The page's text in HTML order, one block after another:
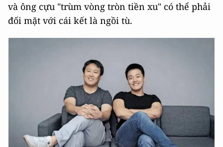
và ông cựu "trùm vòng tròn tiền xu" có thể phải
đối mặt với cái kết là ngồi tù.